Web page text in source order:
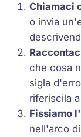
Chiamaci
o invia
che cosa
sigla
riferiscila
Fissiamo
nell'arco